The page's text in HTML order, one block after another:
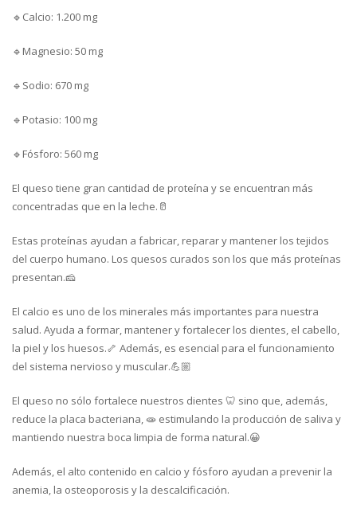
🔹Calcio: 1.200 mg
🔹Magnesio: 50 mg
🔹Sodio: 670 mg
🔹Potasio: 100 mg
🔹Fósforo: 560 mg
El queso tiene gran cantidad de proteína y se encuentran más
concentradas que en la leche.🥛
Estas proteínas ayudan a fabricar, reparar y mantener los tejidos
del cuerpo humano. Los quesos curados son los que más proteínas
presentan.🧀
El calcio es uno de los minerales más importantes para nuestra
salud. Ayuda a formar, mantener y fortalecer los dientes, el cabello,
la piel y los huesos.🦴 Además, es esencial para el funcionamiento
del sistema nervioso y muscular.💪🏼
El queso no sólo fortalece nuestros dientes 🦷 sino que, además,
reduce la placa bacteriana, 🧫 estimulando la producción de saliva y
mantiendo nuestra boca limpia de forma natural.😀
Además, el alto contenido en calcio y fósforo ayudan a prevenir la
anemia, la osteoporosis y la descalcificación.